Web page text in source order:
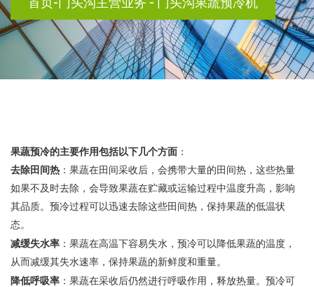
果蔬预冷的主要作用包括以下几个方面 ‌：
去除田间热 ‌：果蔬在田间采收后，会携带大量的田间热，这些热量
如果不及时去除，会导致果蔬在贮藏或运输过程中温度升高，影响
其品质。预冷过程可以迅速去除这些田间热，保持果蔬的低温状
态‌。
减缓失水率 ‌：果蔬在高温下容易失水，预冷可以降低果蔬的温度，
从而减缓其失水速率，保持果蔬的新鲜度和重量‌。
降低呼吸率 ‌：果蔬在采收后仍然进行呼吸作用，释放热量。预冷可